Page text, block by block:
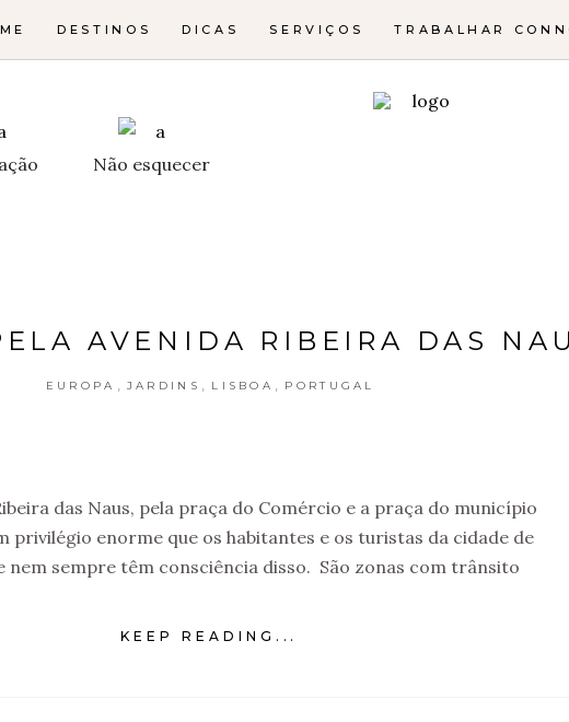
DESTINOS DICAS SERVIÇOS TRABALHAR
Não esquecer
AVENIDA RIBEIRA DAS
EUROPA JARDINS LISBOA PORTUGAL
das Naus, pela praça do Comércio e a praça do município
privilégio enorme que os habitantes e os turistas da cidade de
nem sempre têm consciência disso. São zonas com trânsito
KEEP READING...